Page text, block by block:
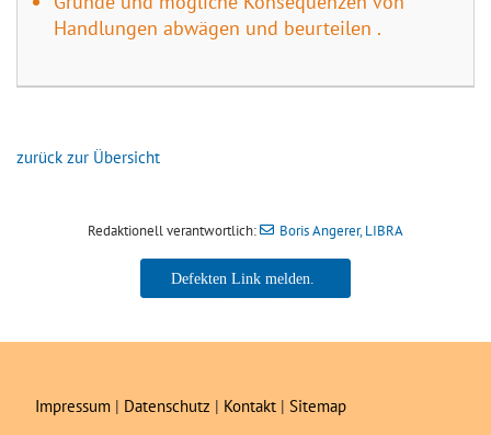
Handlungen abwägen und beurteilen .
zurück zur Übersicht
Redaktionell verantwortlich: Boris Angerer, LIBRA
Boris Angerer, LIBRA
Impressum | Datenschutz | Kontakt | Sitemap